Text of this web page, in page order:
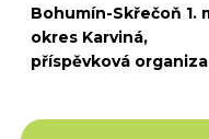
Bohumín-Skřečoň 1.
okres Karviná,
příspěvková